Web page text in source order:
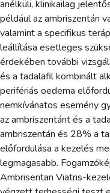
anélküli, klinikailag
például az ambriszentán
valamint a specifikus
leállítása esetleges
érdekében további
és a tadalafil kombinált
perifériás oedema
nemkívánatos esemény
az ambriszentánt és a
ambriszentán és 28% a
előfordulása a kezelés
legmagasabb.
Ambrisentan Viatris-